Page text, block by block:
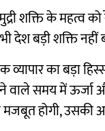
शक्ति के
देश बड़ी शक्ति
व्यापार का बड़ा
समय में ऊर्जा
मजबूत होगी, उसकी